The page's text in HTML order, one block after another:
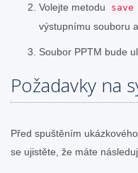
Volejte metodu save
výstupnímu souboru
Soubor PPTM bude
Požadavky na
Před spuštěním
se ujistěte, že máte